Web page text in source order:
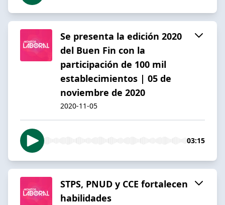
Se presenta la edición 2020
del Buen Fin con la
participación de 100 mil
establecimientos | 05 de
noviembre de 2020
2020-11-05
03:15
STPS, PNUD y CCE fortalecen
habilidades